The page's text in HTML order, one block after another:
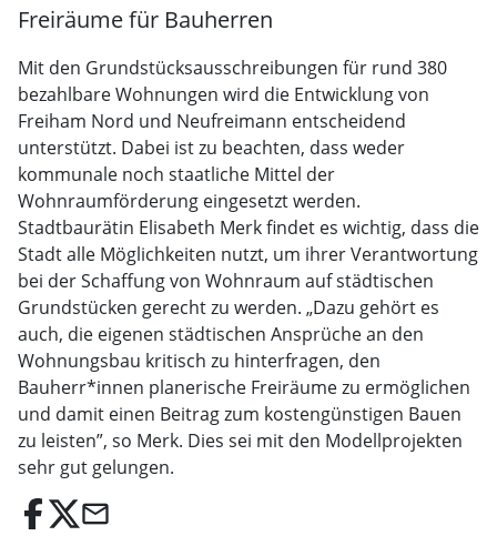
Freiräume für Bauherren
Mit den Grundstücksausschreibungen für rund 380
bezahlbare Wohnungen wird die Entwicklung von
Freiham Nord und Neufreimann entscheidend
unterstützt. Dabei ist zu beachten, dass weder
kommunale noch staatliche Mittel der
Wohnraumförderung eingesetzt werden.
Stadtbaurätin Elisabeth Merk findet es wichtig, dass die
Stadt alle Möglichkeiten nutzt, um ihrer Verantwortung
bei der Schaffung von Wohnraum auf städtischen
Grundstücken gerecht zu werden. „Dazu gehört es
auch, die eigenen städtischen Ansprüche an den
Wohnungsbau kritisch zu hinterfragen, den
Bauherr*innen planerische Freiräume zu ermöglichen
und damit einen Beitrag zum kostengünstigen Bauen
zu leisten”, so Merk. Dies sei mit den Modellprojekten
sehr gut gelungen.
email